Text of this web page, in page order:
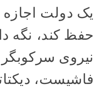
یک دولت اجازه
حفظ کند، نگه
نیروی
فاشیست،